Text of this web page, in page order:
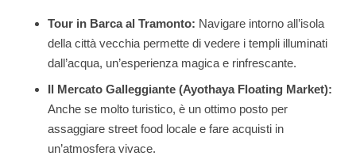
Tour in Barca al Tramonto: Navigare intorno all’isola
della città vecchia permette di vedere i templi illuminati
dall’acqua, un’esperienza magica e rinfrescante.
Il Mercato Galleggiante (Ayothaya Floating Market):
Anche se molto turistico, è un ottimo posto per
assaggiare street food locale e fare acquisti in
un’atmosfera vivace.